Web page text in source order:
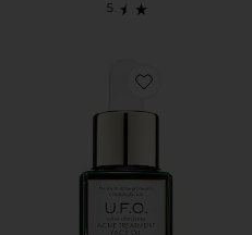
Favorite МАСЛО